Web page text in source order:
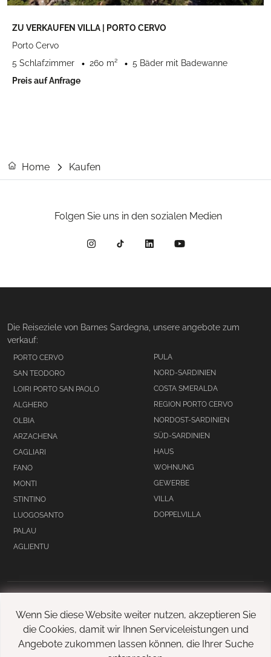
ZU VERKAUFEN VILLA | PORTO CERVO
Porto Cervo
5 Schlafzimmer
260 m²
5 Bäder mit Badewanne
Preis auf Anfrage
Home Kaufen
Folgen Sie uns in den sozialen Medien
Die Reiseziele von Barnes Sardegna, unsere angebote zum
verkauf:
PORTO CERVO
SAN TEODORO
LOIRI PORTO SAN PAOLO
ALGHERO
OLBIA
ARZACHENA
CAGLIARI
FANO
MONTI
STINTINO
LUOGOSANTO
PALAU
AGLIENTU
PULA
NORD-SARDINIEN
COSTA SMERALDA
REGION PORTO CERVO
NORDOST-SARDINIEN
SÜD-SARDINIEN
HAUS
WOHNUNG
GEWERBE
VILLA
DOPPELVILLA
Rechtliche Hinweise
Allgemeine
Nutzungsbedingungen
Wenn Sie diese Website weiter nutzen, akzeptieren Sie
die Cookies, damit wir Ihnen Serviceleistungen und
Angebote zukommen lassen können, die Ihrer Suche